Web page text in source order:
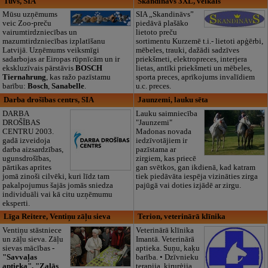
Mūsu uzņēmums
veic Zoo-preču
vairumtirdzniecības un
mazumtirdzniecības izplatīšanu
Latvijā. Uzņēmums veiksmīgi
sadarbojas ar Eiropas rūpnīcām un ir
ekskluzīvais pārstāvis BOSCH
Tiernahrung, kas ražo pazīstamu
barību: Bosch, Sanabelle.
SIA „Skandināvs”
piedāvā plašāko
lietoto preču
sortimentu Kurzemē t.i.- lietoti apģērbi,
mēbeles, trauki, dažādi sadzīves
priekšmeti, elektropreces, interjera
lietas, antīki priekšmeti un mēbeles,
sporta preces, aprīkojums invalīdiem
u.c. preces.
Darba drošības centrs, SIA
DARBA
DROŠĪBAS
CENTRU 2003.
gadā izveidoja
darba aizsardzības,
ugunsdrošības,
pārtikas aprites
jomā zinoši cilvēki, kuri līdz tam
pakalpojumus šajās jomās sniedza
individuāli vai kā citu uzņēmumu
eksperti.
Jaunzemi, lauku sēta
Lauku saimniecība
"Jaunzemi"
Madonas novada
iedzīvotājiem ir
pazīstama ar
zirgiem, kas priecē
gan svētkos, gan ikdienā, kad katram
tiek piedāvāta iespēja vizināties zirga
pajūgā vai doties izjādē ar zirgu.
Līga Reitere, Ventiņu zāļu sieva
Ventiņu stāstniece
un zāļu sieva. Zāļu
sievas mācības-
"Savvaļas
aptieka", "Zaļās
Terion, veterinārā klīnika
Veterinārā klīnika
Imantā. Veterinārā
aptieka. Suņu, kaķu
barība. • Dzīvnieku
terapija, ķirurģija,